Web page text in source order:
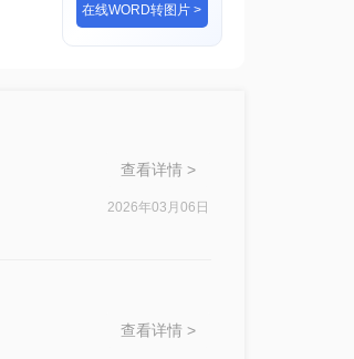
在线WORD转图片 >
查看详情 >
2026年03月06日
查看详情 >